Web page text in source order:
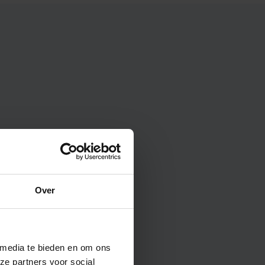
Over
te bieden en om ons
partners voor social